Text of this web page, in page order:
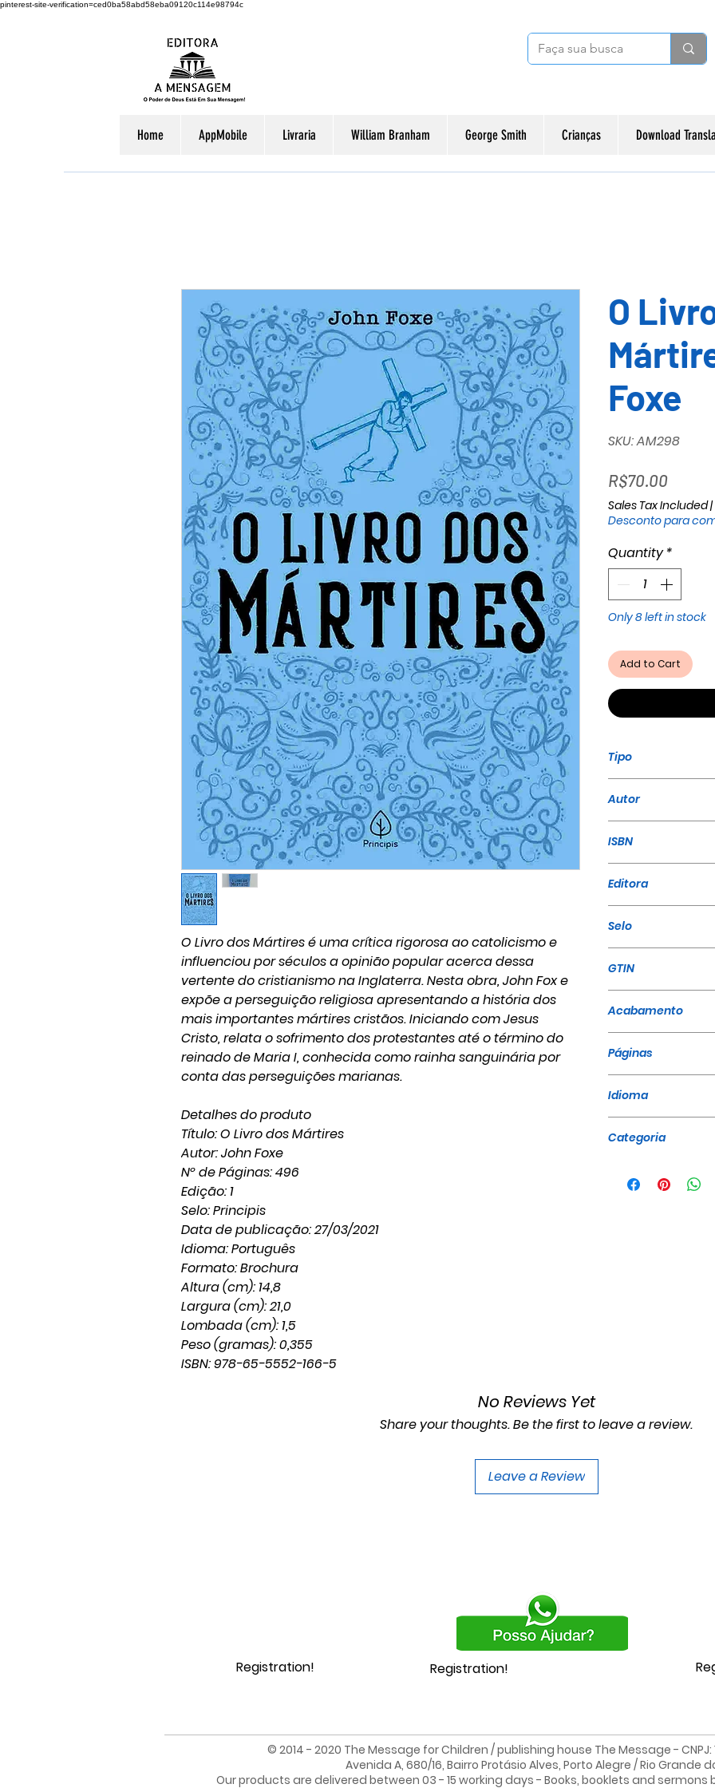
pinterest-site-verification=ced0ba58abd58eba09120c114e98794c
Home AppMobile Livraria William Branham George Smith Crianças Download
O Livro dos Mártires é uma crítica rigorosa ao catolicismo e
influenciou por séculos a opinião popular acerca dessa
vertente do cristianismo na Inglaterra. Nesta obra, John Fox e
expõe a perseguição religiosa apresentando a história dos
mais importantes mártires cristãos. Iniciando com Jesus
Cristo, relata o sofrimento dos protestantes até o término do
reinado de Maria I, conhecida como rainha sanguinária por
conta das perseguições marianas.
Detalhes do produto
Título: O Livro dos Mártires
Autor: John Foxe
Nº de Páginas: 496
Edição: 1
Selo: Principis
Data de publicação: 27/03/2021
Idioma: Português
Formato: Brochura
Altura (cm): 14,8
Largura (cm): 21,0
Lombada (cm): 1,5
Peso (gramas): 0,355
ISBN: 978-65-5552-166-5
O
Foxe
SKU: AM298
R$70.00Price
Sales Tax Included|
Desconto para
Quantity *
Only 8 left in stock
Add to Cart
Tipo
Autor
ISBN
Editora
Selo
GTIN
Acabamento
Páginas
Idioma
Categoria
No Reviews Yet
Share your thoughts. Be the first to leave a review.
Leave a Review
Registration! Registration!
© 2014 - 2020 The Message for Children / publishing house The Message - CNPJ:
Avenida A, 680/16, Bairro Protásio Alves, Porto Alegre / Rio Grande
Our products are delivered between 03 - 15 working days - Books, booklets and sermons